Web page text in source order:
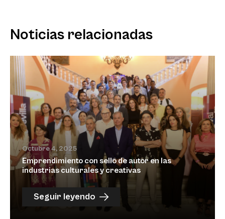
Noticias relacionadas
Octubre 4, 2025
Emprendimiento con sello de autor en las
industrias culturales y creativas
Seguir leyendo